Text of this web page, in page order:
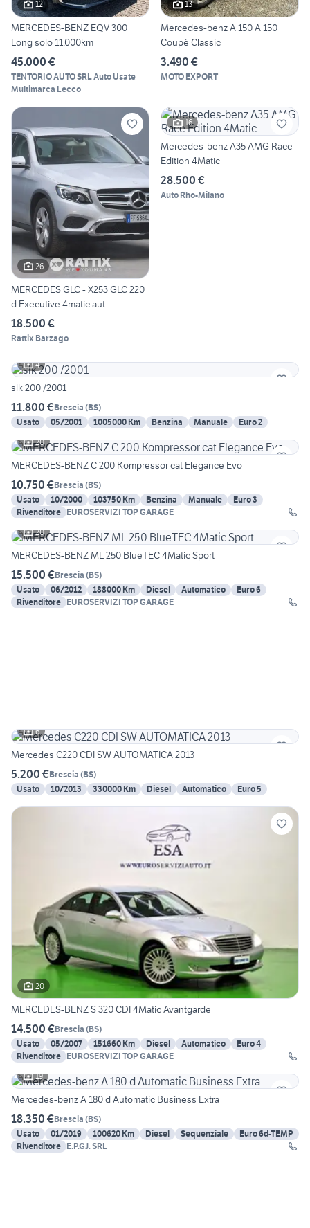
12
MERCEDES-BENZ EQV 300
Long solo 11.000km
45.000 €
TENTORIO AUTO SRL Auto Usate
Multimarca Lecco
13
Mercedes-benz A 150 A 150
Coupé Classic
3.490 €
MOTO EXPORT
26
MERCEDES GLC - X253 GLC 220
d Executive 4matic aut
18.500 €
Rattix Barzago
16
Mercedes-benz A35 AMG Race
Edition 4Matic
28.500 €
Auto Rho-Milano
4
slk 200 /2001
11.800 €Brescia (BS)
Usato
05/2001 1005000 Km Benzina Manuale
Euro 2
20
MERCEDES-BENZ C 200 Kompressor cat Elegance Evo
10.750 €Brescia (BS)
Usato
10/2000 103750 Km Benzina Manuale
Euro 3
Rivenditore EUROSERVIZI TOP GARAGE
20
MERCEDES-BENZ ML 250 BlueTEC 4Matic Sport
15.500 €Brescia (BS)
Usato
06/2012 188000 Km Diesel Automatico
Euro 6
Rivenditore EUROSERVIZI TOP GARAGE
6
Mercedes C220 CDI SW AUTOMATICA 2013
5.200 €Brescia (BS)
Usato
10/2013 330000 Km Diesel Automatico Euro 5
20
MERCEDES-BENZ S 320 CDI 4Matic Avantgarde
14.500 €Brescia (BS)
Usato
05/2007 151660 Km Diesel Automatico
Euro 4
Rivenditore EUROSERVIZI TOP GARAGE
19
Mercedes-benz A 180 d Automatic Business Extra
18.350 €Brescia (BS)
Usato
01/2019 100620 Km Diesel Sequenziale
Euro 6d-TEMP
Rivenditore E.P.GJ. SRL